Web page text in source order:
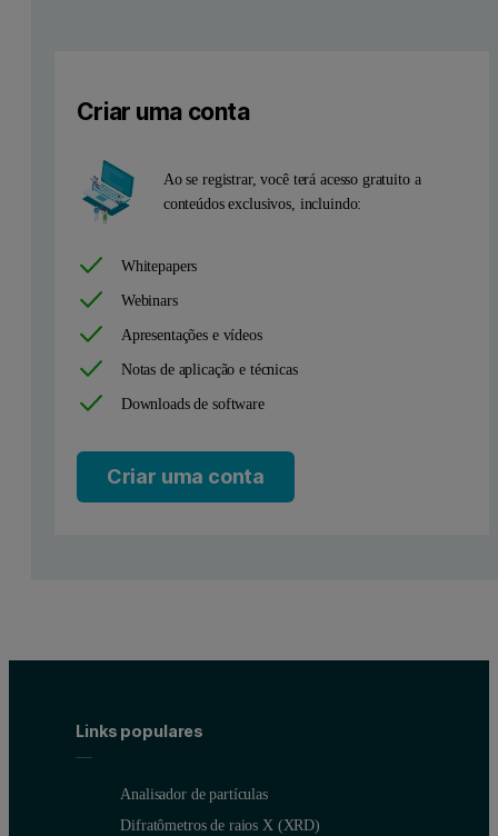
Criar uma conta
Ao se registrar, você terá acesso gratuito a
conteúdos exclusivos, incluindo:
Whitepapers
Webinars
Apresentações e vídeos
Notas de aplicação e técnicas
Downloads de software
Criar uma conta
Links populares
Analisador de partículas
Difratômetros de raios X (XRD)